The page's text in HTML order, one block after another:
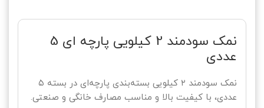
نمک سودمند 2 کیلویی پارچه ای 5
عددی
نمک سودمند ۲ کیلویی بسته‌بندی پارچه‌ای در بسته ۵
عددی، با کیفیت بالا و مناسب مصارف خانگی و صنعتی.